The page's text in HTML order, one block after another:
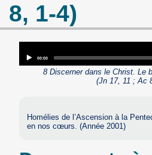
8, 1-4)
Current
time
00:00
8 Discerner dans le Christ. Le
(Jn 17, 11 ; Ac
Homélies de l’Ascension à la
en nos cœurs. (Année 2001)